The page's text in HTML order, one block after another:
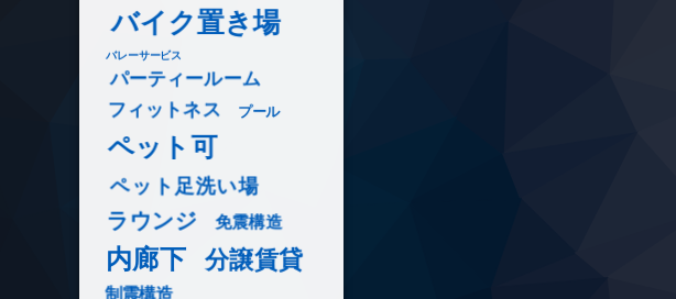
バイク置き場
バレーサービス
パーティールーム
フィットネス プール
ペット可
ペット足洗い場
ラウンジ 免震構造
内廊下 分譲賃貸
制震構造